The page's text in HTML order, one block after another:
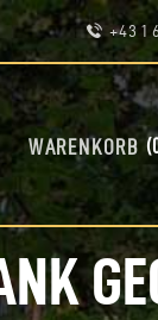
+43 1
WARENKORB